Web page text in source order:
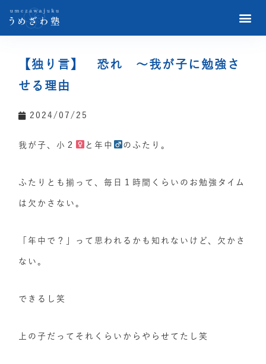
【独り言】 恐れ 〜我が子に勉強さ
せる理由
2024/07/25
我が子、小２ と年中 のふたり。
ふたりとも揃って、毎日１時間くらいのお勉強タイム
は欠かさない。
「年中で？」って思われるかも知れないけど、欠かさ
ない。
できるし笑
上の子だってそれくらいからやらせてたし笑